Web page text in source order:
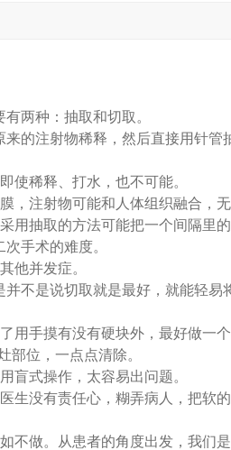
两种：抽取和切取。
注射物稀释，然后直接用针管
稀释、打水，也不可能。
注射物可能和人体组织融合，无
抽取的方法可能把一个间隔里
手术的难度。
并发症。
是说切取就是最好，就能轻易
手摸有没有硬块外，最好做一
部位，一点点清除。
式操作，太容易出问题。
没有责任心，糊弄病人，把软
做。从患者的角度出发，我们